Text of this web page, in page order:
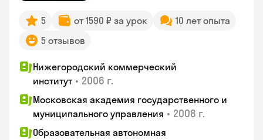
5 от 1590 ₽ за урок
10 лет опыта
5 отзывов
Нижегородский коммерческий
институт • 2006 г.
Московская академия государственного и
муниципального управления • 2008 г.
Образовательная автономная